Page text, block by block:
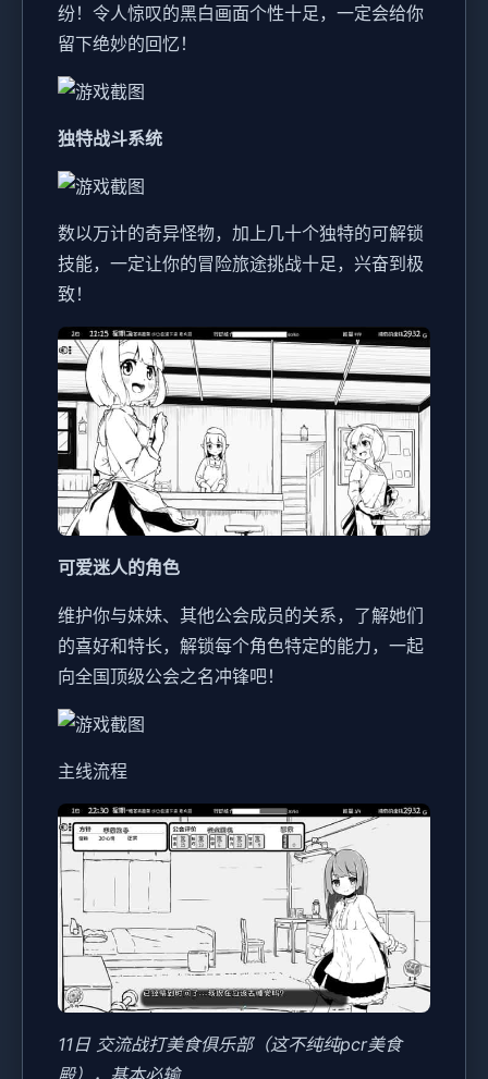
纷！令人惊叹的黑白画面个性十足，一定会给你
留下绝妙的回忆！
独特战斗系统
数以万计的奇异怪物，加上几十个独特的可解锁
技能，一定让你的冒险旅途挑战十足，兴奋到极
致！
可爱迷人的角色
维护你与妹妹、其他公会成员的关系，了解她们
的喜好和特长，解锁每个角色特定的能力，一起
向全国顶级公会之名冲锋吧！
主线流程
11日 交流战打美食俱乐部（这不纯纯pcr美食